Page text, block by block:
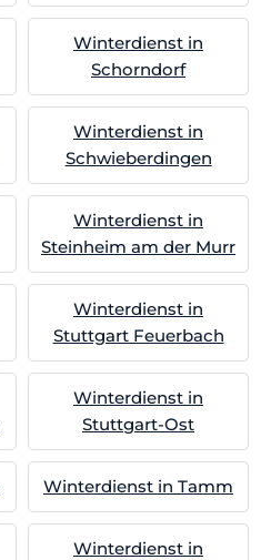
Winterdienst in
Schorndorf
Winterdienst in
Schwieberdingen
Winterdienst in
Steinheim am der Murr
Winterdienst in
Stuttgart Feuerbach
Winterdienst in
Stuttgart-Ost
Winterdienst in Tamm
Winterdienst in